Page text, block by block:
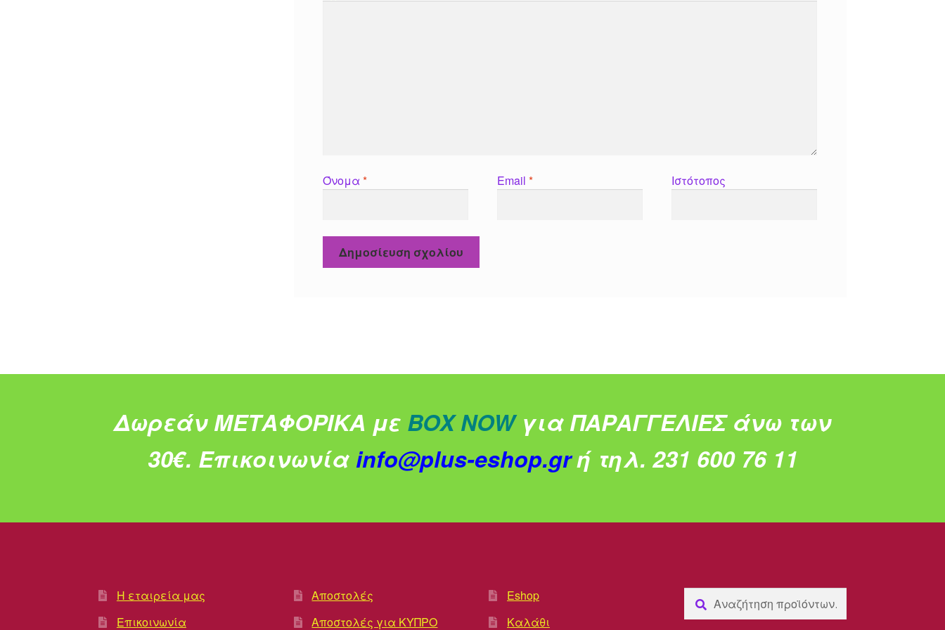
Όνομα* Email* Ιστότοπος
Δωρεάν ΜΕΤΑΦΟΡΙΚΑ με BOX NOW για ΠΑΡΑΓΓΕΛΙΕΣ άνω των
30€. Επικοινωνία info@plus-eshop.grή τηλ. 231 600 76 11
Η εταιρεία μας
Επικοινωνία
Αποστολές
Αποστολές για ΚΥΠΡΟ
Eshop
Καλάθι
Αναζήτηση
για:
Αναζήτηση